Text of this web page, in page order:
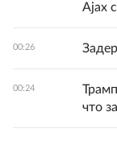
Ajax
00:26
00:24
что